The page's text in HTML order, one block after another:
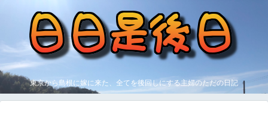
東京から島根に嫁に来た、全てを後回しにする主婦のただの日記